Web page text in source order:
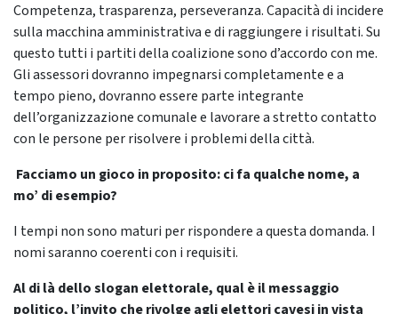
Competenza, trasparenza, perseveranza. Capacità di incidere
sulla macchina amministrativa e di raggiungere i risultati. Su
questo tutti i partiti della coalizione sono d’accordo con me.
Gli assessori dovranno impegnarsi completamente e a
tempo pieno, dovranno essere parte integrante
dell’organizzazione comunale e lavorare a stretto contatto
con le persone per risolvere i problemi della città.
Facciamo un gioco in proposito: ci fa qualche nome, a
mo’ di esempio?
I tempi non sono maturi per rispondere a questa domanda. I
nomi saranno coerenti con i requisiti.
Al di là dello slogan elettorale, qual è il messaggio
politico, l’invito che rivolge agli elettori cavesi in vista